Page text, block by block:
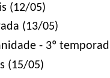
(12/05)
(13/05)
- 3º
(15/05)